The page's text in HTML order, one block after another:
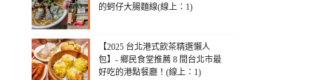
的蚵仔大腸麵線(線上：1)
【2025 台北港式飲茶精選懶人
包】- 鄉民食堂推薦 8 間台北市最
好吃的港點餐廳！(線上：1)